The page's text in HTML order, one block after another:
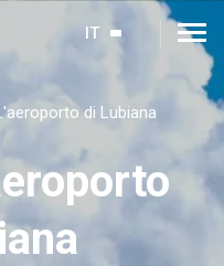
IT
di Lubiana